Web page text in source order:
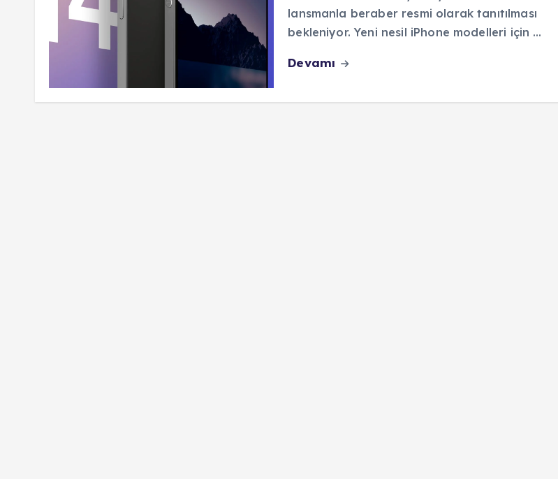
lansmanla beraber resmi olarak tanıtılması
bekleniyor. Yeni nesil iPhone modelleri için …
Devamı